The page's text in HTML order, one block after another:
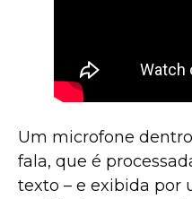
Um microfone
fala, que é
texto – e exibida por